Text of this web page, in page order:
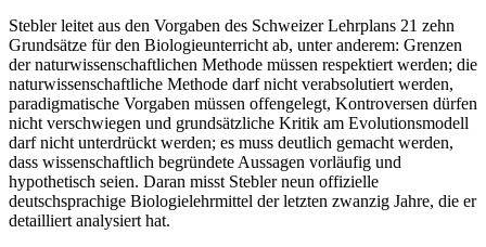
Stebler leitet aus den Vorgaben des Schweizer Lehrplans 21 zehn
Grundsätze für den Biologieunterricht ab, unter anderem: Grenzen
der naturwissenschaftlichen Methode müssen respektiert werden; die
naturwissenschaftliche Methode darf nicht verabsolutiert werden,
paradigmatische Vorgaben müssen offengelegt, Kontroversen dürfen
nicht verschwiegen und grundsätzliche Kritik am Evolutionsmodell
darf nicht unterdrückt werden; es muss deutlich gemacht werden,
dass wissenschaftlich begründete Aussagen vorläufig und
hypothetisch seien. Daran misst Stebler neun offizielle
deutschsprachige Biologielehrmittel der letzten zwanzig Jahre, die er
detailliert analysiert hat.